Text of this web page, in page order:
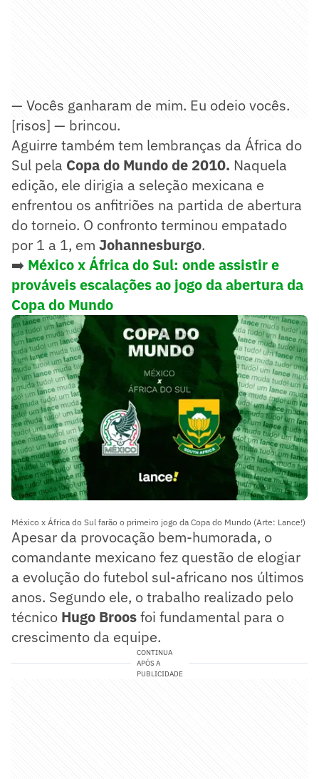
— Vocês ganharam de mim. Eu odeio vocês.
[risos] — brincou.
Aguirre também tem lembranças da África do
Sul pela Copa do Mundo de 2010. Naquela
edição, ele dirigia a seleção mexicana e
enfrentou os anfitriões na partida de abertura
do torneio. O confronto terminou empatado
por 1 a 1, em Johannesburgo.
➡️ México x África do Sul: onde assistir e
prováveis escalações ao jogo da abertura da
Copa do Mundo
México x África do Sul farão o primeiro jogo da Copa do Mundo (Arte: Lance!)
Apesar da provocação bem-humorada, o
comandante mexicano fez questão de elogiar
a evolução do futebol sul-africano nos últimos
anos. Segundo ele, o trabalho realizado pelo
técnico Hugo Broosfoi fundamental para o
crescimento da equipe.
CONTINUA
APÓS A
PUBLICIDADE